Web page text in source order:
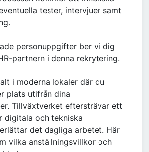
tester, intervjuer samt
personuppgifter ber vi dig
partnern i denna rekrytering.
i moderna lokaler där du
plats utifrån dina
Tillväxtverket eftersträvar ett
digitala och tekniska
det dagliga arbetet. Här
vilka anställningsvillkor och